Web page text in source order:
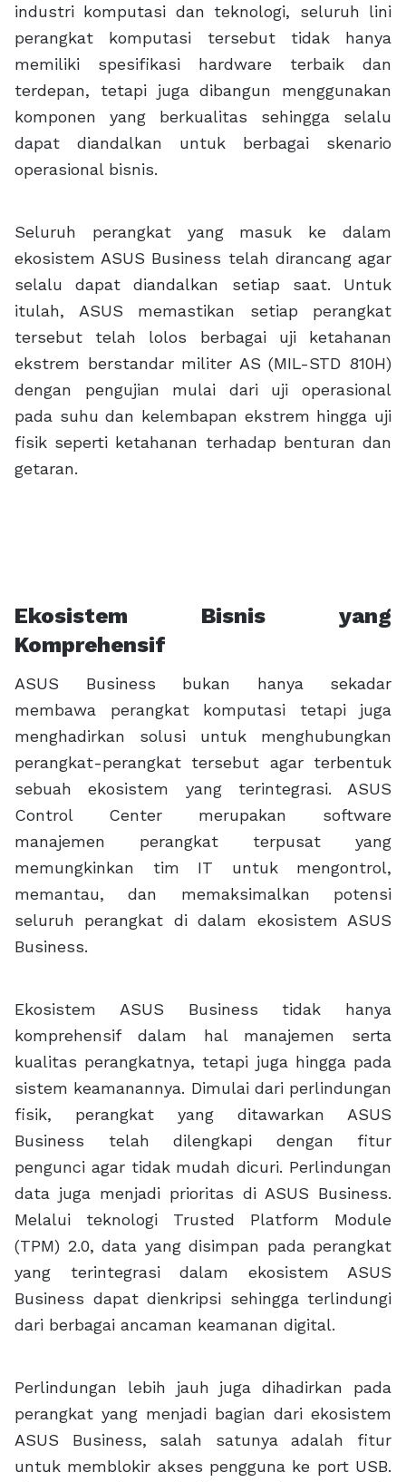
industri komputasi dan teknologi, seluruh lini
perangkat komputasi tersebut tidak hanya
memiliki spesifikasi hardware terbaik dan
terdepan, tetapi juga dibangun menggunakan
komponen yang berkualitas sehingga selalu
dapat diandalkan untuk berbagai skenario
operasional bisnis.
Seluruh perangkat yang masuk ke dalam
ekosistem ASUS Business telah dirancang agar
selalu dapat diandalkan setiap saat. Untuk
itulah, ASUS memastikan setiap perangkat
tersebut telah lolos berbagai uji ketahanan
ekstrem berstandar militer AS (MIL-STD 810H)
dengan pengujian mulai dari uji operasional
pada suhu dan kelembapan ekstrem hingga uji
fisik seperti ketahanan terhadap benturan dan
getaran.
Ekosistem Bisnis yang
Komprehensif
ASUS Business bukan hanya sekadar
membawa perangkat komputasi tetapi juga
menghadirkan solusi untuk menghubungkan
perangkat-perangkat tersebut agar terbentuk
sebuah ekosistem yang terintegrasi. ASUS
Control Center merupakan software
manajemen perangkat terpusat yang
memungkinkan tim IT untuk mengontrol,
memantau, dan memaksimalkan potensi
seluruh perangkat di dalam ekosistem ASUS
Business.
Ekosistem ASUS Business tidak hanya
komprehensif dalam hal manajemen serta
kualitas perangkatnya, tetapi juga hingga pada
sistem keamanannya. Dimulai dari perlindungan
fisik, perangkat yang ditawarkan ASUS
Business telah dilengkapi dengan fitur
pengunci agar tidak mudah dicuri. Perlindungan
data juga menjadi prioritas di ASUS Business.
Melalui teknologi Trusted Platform Module
(TPM) 2.0, data yang disimpan pada perangkat
yang terintegrasi dalam ekosistem ASUS
Business dapat dienkripsi sehingga terlindungi
dari berbagai ancaman keamanan digital.
Perlindungan lebih jauh juga dihadirkan pada
perangkat yang menjadi bagian dari ekosistem
ASUS Business, salah satunya adalah fitur
untuk memblokir akses pengguna ke port USB.